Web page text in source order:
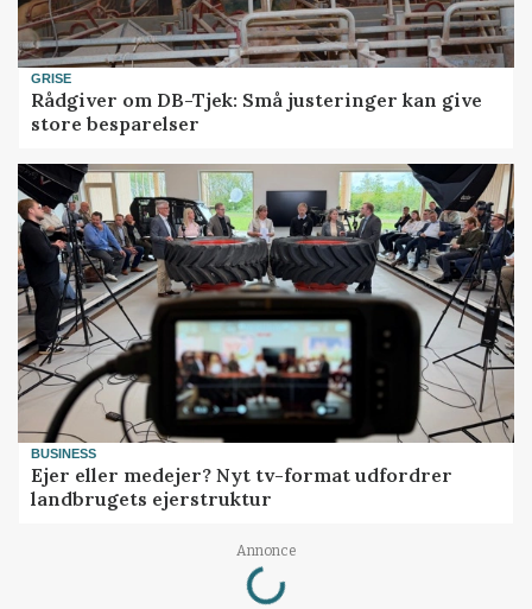
GRISE
Rådgiver om DB-Tjek: Små justeringer kan give
store besparelser
BUSINESS
Ejer eller medejer? Nyt tv-format udfordrer
landbrugets ejerstruktur
Annonce
Loading...